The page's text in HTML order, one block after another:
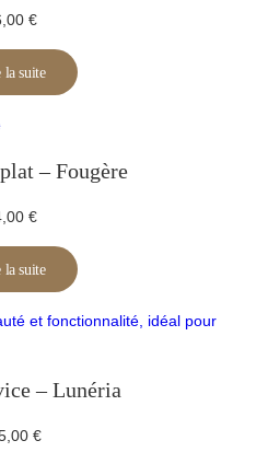
€
suite
– Fougère
€
suite
– Lunéria
€